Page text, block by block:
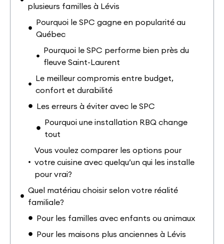
plusieurs familles à Lévis
Pourquoi le SPC gagne en popularité au
Québec
Pourquoi le SPC performe bien près du
fleuve Saint-Laurent
Le meilleur compromis entre budget,
confort et durabilité
Les erreurs à éviter avec le SPC
Pourquoi une installation RBQ change
tout
Vous voulez comparer les options pour
votre cuisine avec quelqu’un qui les installe
pour vrai?
Quel matériau choisir selon votre réalité
familiale?
Pour les familles avec enfants ou animaux
Pour les maisons plus anciennes à Lévis